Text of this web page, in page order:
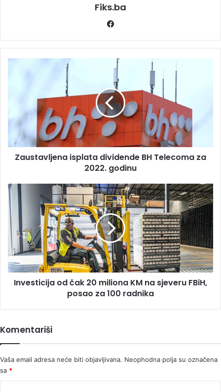
Fiks.ba
2022.
godinu
Zaustavljena isplata dividende BH Telecoma za
2022. godinu
Investicija
od
čak
20
miliona
KM
na
sjeveru
FBiH,
posao
radnika
Investicija od čak 20 miliona KM na sjeveru FBiH,
posao za 100 radnika
Komentariši
Vaša email adresa neće biti objavljivana. Neophodna polja su označena
sa *